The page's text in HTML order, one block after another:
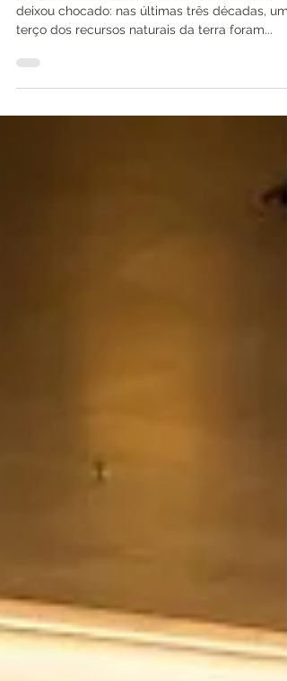
deixou chocado: nas últimas três décadas, um
terço dos recursos naturais da terra foram...